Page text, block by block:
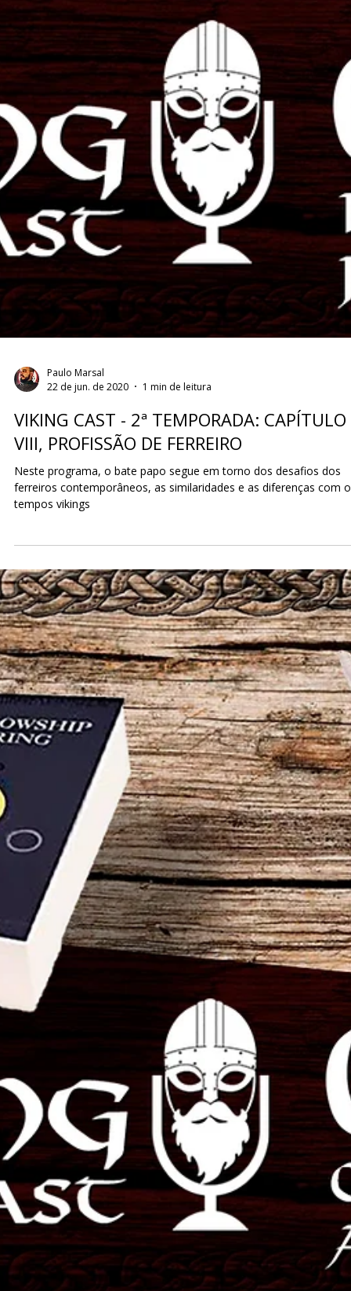
Paulo Marsal
VIKING CAST - 2ª TEMPORADA: CAPÍTULO
IX, MITOLOGIA NÓRDICA
Neste programa, a conversa gira entorno das questões
socioambientais, que ajudaram a moldar o estilo de vida dos